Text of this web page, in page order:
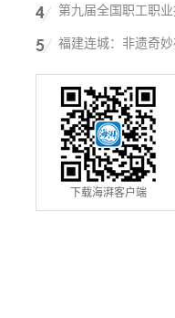
第九届全国职工职
行
福建连城：非遗奇
下载海湃客户端